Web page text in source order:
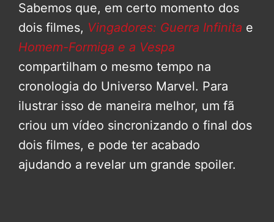
Sabemos que, em certo momento dos
dois filmes, Vingadores: Guerra Infinita e
Homem-Formiga e a Vespa
compartilham o mesmo tempo na
cronologia do Universo Marvel. Para
ilustrar isso de maneira melhor, um fã
criou um vídeo sincronizando o final dos
dois filmes, e pode ter acabado
ajudando a revelar um grande spoiler.